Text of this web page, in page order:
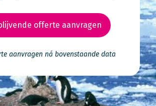
offerte aanvragen
aanvragen ná bovenstaande data